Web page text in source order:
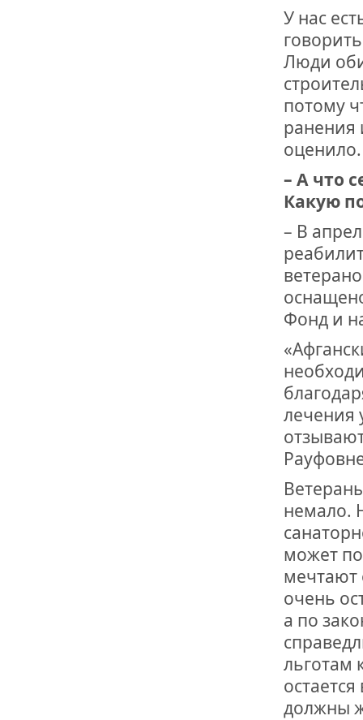
У нас
Люди
потому
ранения
оценило.
– А что
Какую
– В
Фонд и
лечения
немало.
может
мечтают
очень
а по
льготам
должны